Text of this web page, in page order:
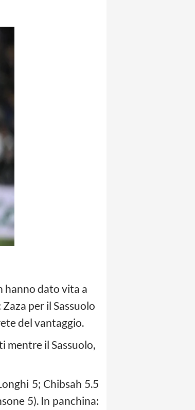
hanno dato vita a
per il Sassuolo
del vantaggio.
mentre il Sassuolo,
5; Chibsah 5.5
5). In panchina: